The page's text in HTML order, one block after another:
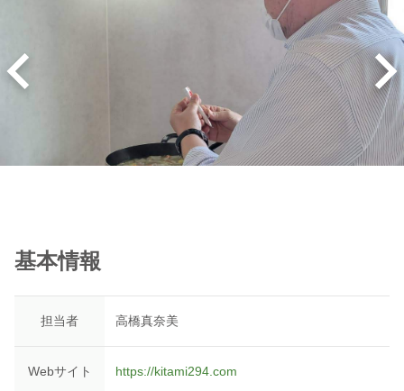
基本情報
担当者 高橋真奈美
Webサイト https://kitami294.com